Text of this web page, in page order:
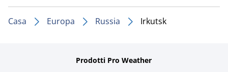
Casa Europa Russia Irkutsk
Prodotti Pro Weather